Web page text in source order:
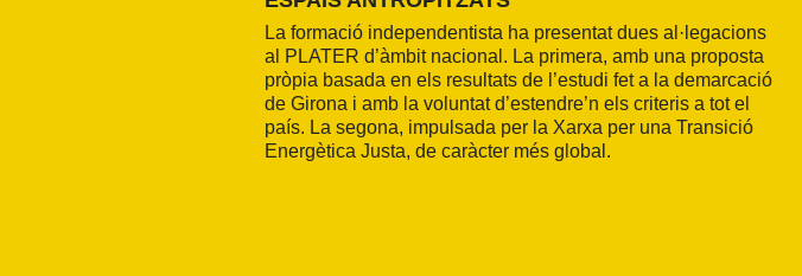
La formació independentista ha presentat dues al·legacions
al PLATER d’àmbit nacional. La primera, amb una proposta
pròpia basada en els resultats de l’estudi fet a la demarcació
de Girona i amb la voluntat d’estendre’n els criteris a tot el
país. La segona, impulsada per la Xarxa per una Transició
Energètica Justa, de caràcter més global.